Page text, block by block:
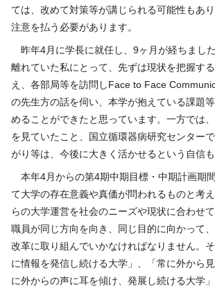
ては、改めて対策等が講じられる可能性もあ
注意を払う必要があります。
昨年4月に学長に就任し、 9ヶ月が経ちました
離れていた私にとって、先ずは現状を把握す
え、各部局等を訪問しFace to Face
の先生方の話を伺い、本学が抱えている課題
めることができたと思っています。一方では
を見ていたこと、国立循環器病研究センター
がり等は、今後に大きく活かせるという自信も
本年4月からの第4期中期目標・中期計画期
て大学の存在意義や真価が問われるものと考
らの大学運営を社会のニーズや現状に合わせ
職員が同じ方向を向き、同じ目的に向かって、
改革に取り組んでいかなければなりません。
に情報を発信し続ける大学」、「常に外から
に外からの声に耳を傾け、発展し続ける大学